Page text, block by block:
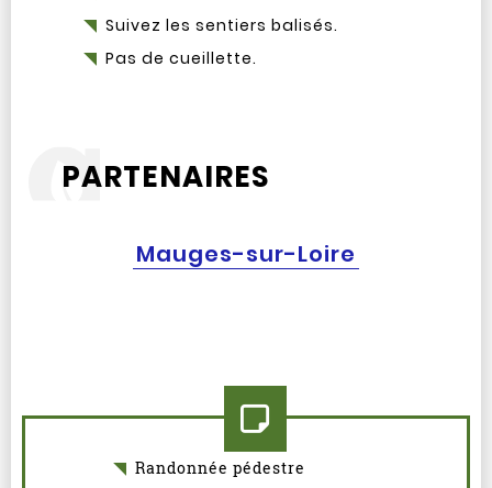
Randonnée pédestre
Suivez les sentiers balisés.
Pas de cueillette.
PARTENAIRES
Mauges-sur-Loire